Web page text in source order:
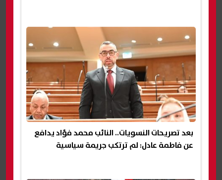
بعد تصريحات النسويات.. النائب محمد فؤاد يدافع
عن فاطمة عادل: لم ترتكب جريمة سياسية